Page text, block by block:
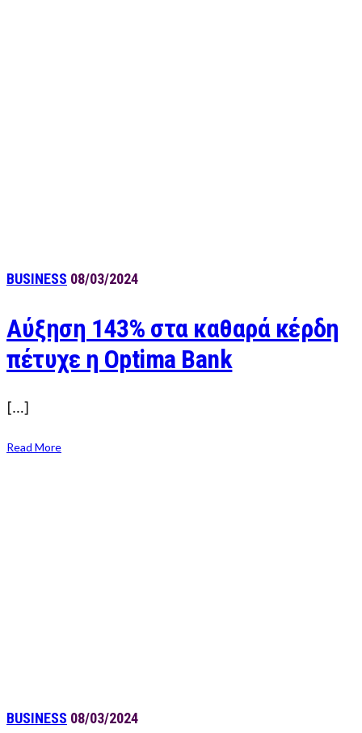
BUSINESS 08/03/2024
Αύξηση 143% στα καθαρά κέρδη
πέτυχε η Optima Bank
[…]
Read More
BUSINESS 08/03/2024